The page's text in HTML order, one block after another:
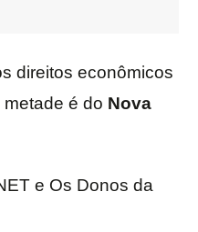
direitos econômicos
é do Nova
e Os Donos da